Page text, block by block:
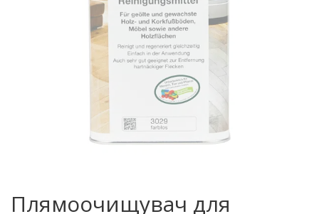
Плямоочищувач для